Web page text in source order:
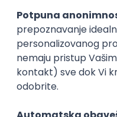
Istaknuti poslodavci